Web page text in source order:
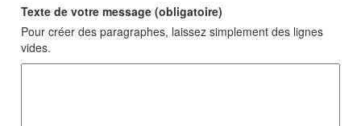
Texte de votre message (obligatoire)
Pour créer des paragraphes, laissez simplement des lignes
vides.